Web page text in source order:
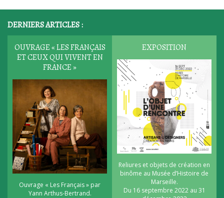
DERNIERS ARTICLES :
OUVRAGE « LES FRANÇAIS
ET CEUX QUI VIVENT EN
FRANCE »
Ouvrage « Les Français » par
Yann Arthus-Bertrand.
EXPOSITION
Reliures et objets de création en
binôme au Musée d’Histoire de
Marseille.
Du 16 septembre 2022 au 31